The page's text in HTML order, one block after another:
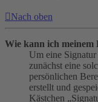
Nach oben
Wie kann ich meinem
Um eine
zunächst eine
persönlichen
erstellt und
Kästchen